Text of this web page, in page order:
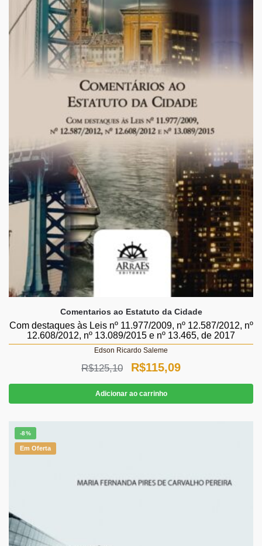
Comentarios ao Estatuto da Cidade
Com destaques às Leis nº 11.977/2009, nº 12.587/2012, nº
12.608/2012, nº 13.089/2015 e nº 13.465, de 2017
Edson Ricardo Saleme
R$125,10
O
preço
original
R$115,09O
preço
atual
Adicionar ao carrinho
-8%
Em Oferta